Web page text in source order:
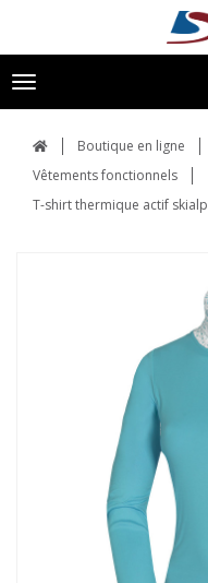
Toggle
navigation
Boutique en ligne
Vêtements fonctionnels
T-shirt thermique actif skialp